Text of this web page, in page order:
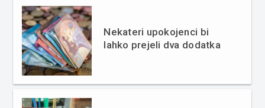
Nekateri upokojenci bi
lahko prejeli dva dodatka